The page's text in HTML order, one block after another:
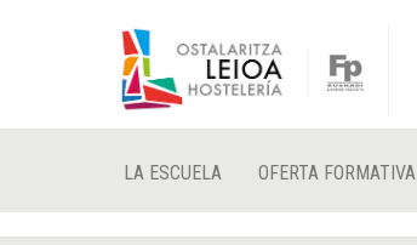
LA ESCUELA OFERTA FORMATIVA